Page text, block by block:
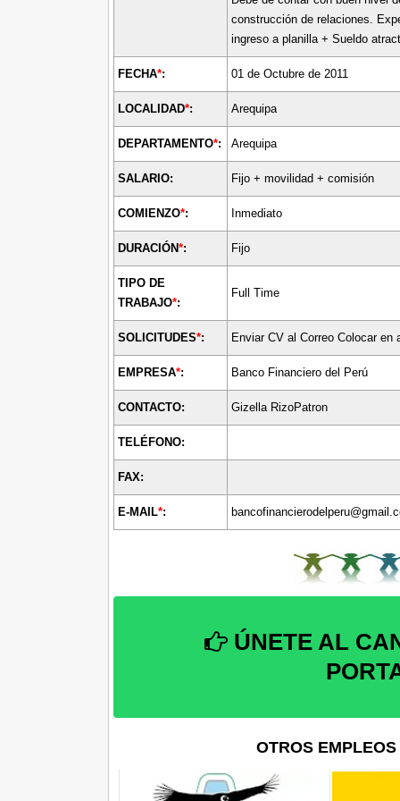
construcción de relaciones.
ingreso a planilla + Sueldo
FECHA*: 01 de Octubre de 2011
LOCALIDAD*: Arequipa
DEPARTAMENTO*: Arequipa
SALARIO: Fijo + movilidad + comisión
COMIENZO*: Inmediato
DURACIÓN*: Fijo
TIPO DE
TRABAJO*:
Full Time
SOLICITUDES*: Enviar CV al Correo Colocar en
EMPRESA*: Banco Financiero del Perú
CONTACTO: Gizella RizoPatron
TELÉFONO:
FAX:
E-MAIL*:
ÚNETE AL
OTROS